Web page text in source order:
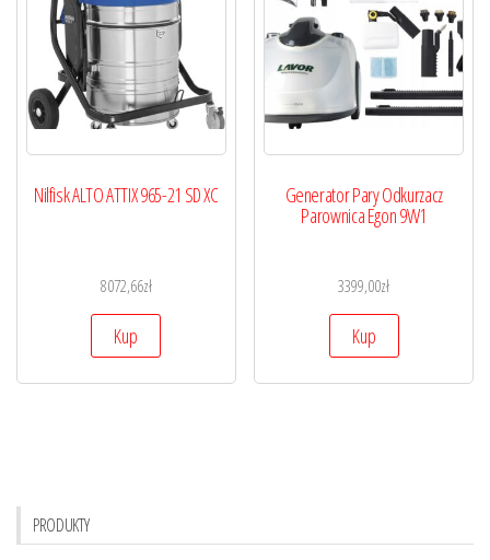
Nilfisk ALTO ATTIX 965-21 SD XC
8072,66zł
Kup
Generator Pary Odkurzacz
Parownica Egon 9W1
3399,00zł
Kup
PRODUKTY